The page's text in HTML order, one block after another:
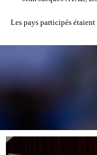
Les pays participés